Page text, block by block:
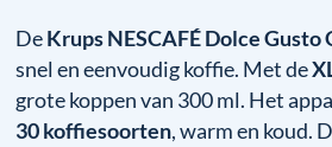
DeKrups NESCAFÉ Dolce Gusto
snel en eenvoudig koffie. Met de
grote koppen van 300 ml. Het
30 koffiesoorten, warm en koud.